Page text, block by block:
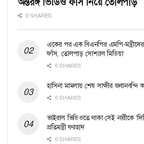
0 SHARES
একের পর এক বিএনপির এমপি-
ফাঁস, তোলপাড় সোশ্যাল মিডিয়া
0 SHARES
হাসিনা মামলায় শেষ সাক্ষীর জবানবন্দি
0 SHARES
ভাইরাল ভিডিওতে থাকা সেই নারীকে
প্রতিমন্ত্রী ফরহাদ
0 SHARES